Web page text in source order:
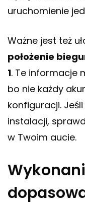
uruchomienie
Ważne jest też
położenie
1. Te informacje
bo nie każdy
konfiguracji.
instalacji,
w Twoim aucie.